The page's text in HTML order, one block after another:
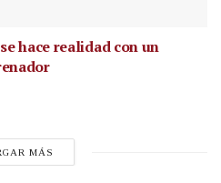
hace realidad con un
MÁS